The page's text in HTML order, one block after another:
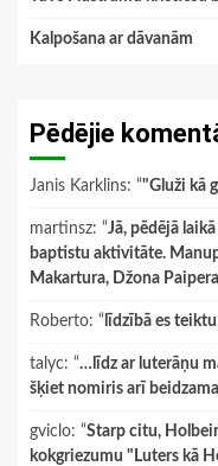
Kalpošana ar dāvanām
Pēdējie
Janis Karklins: “"Gluži kā
martinsz: “Jā, pēdējā
baptistu aktivitāte.
Makartura, Džona
Roberto: “ līdzībā es
talyc: “…līdz ar luterāņu
šķiet nomiris arī
gviclo: “Starp citu,
kokgriezumu "Luters kā